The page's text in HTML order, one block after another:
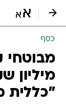
כסף
מיליון
"כללית